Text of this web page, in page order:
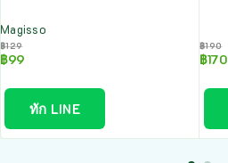
Magisso
฿129
฿99
ทัก LINE
฿190
฿170